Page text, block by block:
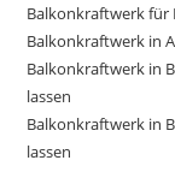
Balkonkraftwerk
Balkonkraftwerk in
Balkonkraftwerk in
lassen
Balkonkraftwerk in
lassen